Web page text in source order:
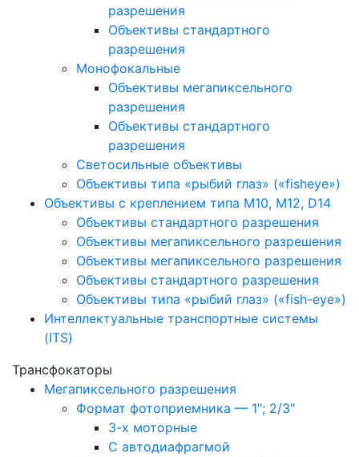
разрешения
Объективы стандартного
разрешения
Монофокальные
Объективы мегапиксельного
разрешения
Объективы стандартного
разрешения
Светосильные объективы
Объективы типа «рыбий глаз» («fisheye»)
Объективы с креплением типа M10, M12, D14
Объективы стандартного разрешения
Объективы мегапиксельного разрешения
Объективы мегапиксельного разрешения
Объективы стандартного разрешения
Объективы типа «рыбий глаз» («fish-eye»)
Интеллектуальные транспортные системы
(ITS)
Трансфокаторы
Мегапиксельного разрешения
Формат фотоприемника — 1″; 2/3″
3-х моторные
С автодиафрагмой